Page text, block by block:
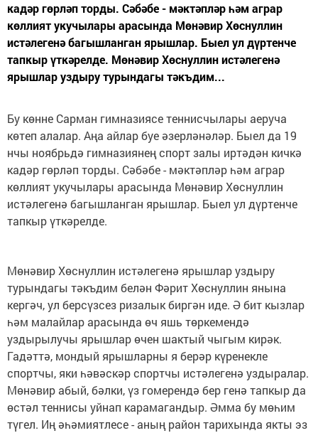
кадәр гөрләп торды. Сәбәбе - мәктәпләр һәм аграр
көллият укучылары арасында Мөнәвир Хөснуллин
истәлегенә багышланган ярышлар. Быел ул дүртенче
тапкыр үткәрелде. Мөнәвир Хөснуллин истәлегенә
ярышлар уздыру турындагы тәкъдим...
Бу көнне Сарман гимназиясе теннисчылары аеруча
көтеп алалар. Аңа айлар буе әзерләнәләр. Быел да 19
нчы ноябрьдә гимназиянең спорт залы иртәдән кичкә
кадәр гөрләп торды. Сәбәбе - мәктәпләр һәм аграр
көллият укучылары арасында Мөнәвир Хөснуллин
истәлегенә багышланган ярышлар. Быел ул дүртенче
тапкыр үткәрелде.
Мөнәвир Хөснуллин истәлегенә ярышлар уздыру
турындагы тәкъдим белән Фәрит Хөснуллин янына
кергәч, ул берсүзсез ризалык биргән иде. Ә бит кызлар
һәм малайлар арасында өч яшь төркемендә
уздырылучы ярышлар өчен шактый чыгым кирәк.
Гадәттә, мондый ярышларны я берәр күренекле
спортчы, яки һәвәскәр спортчы истәлегенә уздыралар.
Мөнәвир абый, бәлки, үз гомерендә бер генә тапкыр да
өстәл теннисы уйнап карамагандыр. Әмма бу мөһим
түгел. Иң әһәмиятлесе - аның район тарихында якты эз